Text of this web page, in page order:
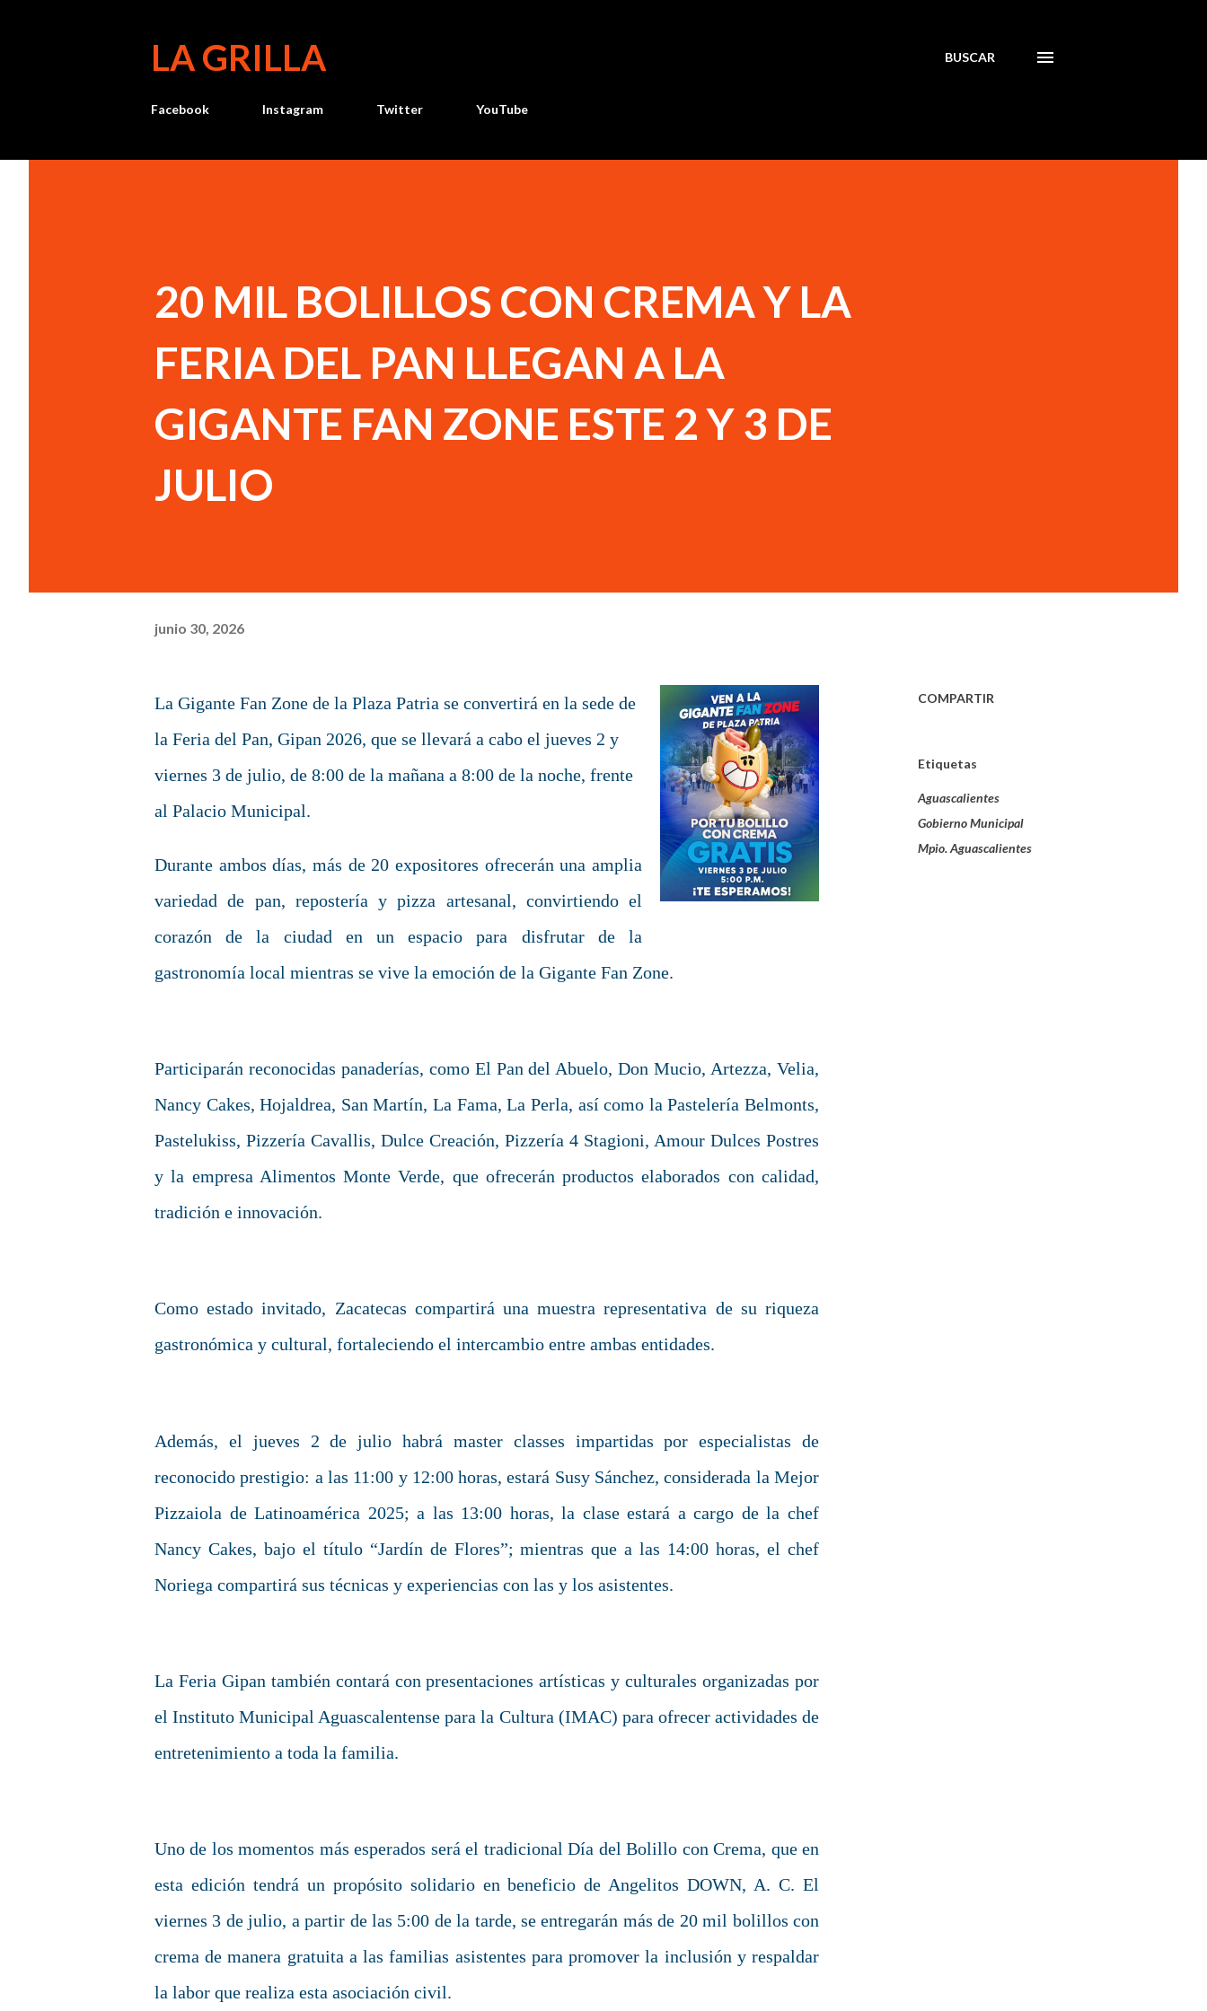
LA GRILLA BUSCAR
Facebook Instagram Twitter YouTube
20 MIL BOLILLOS CON CREMA Y LA
FERIA DEL PAN LLEGAN A LA
GIGANTE FAN ZONE ESTE 2 Y 3 DE
JULIO
junio 30, 2026
La Gigante Fan Zone de la Plaza Patria se convertirá en la sede de
la Feria del Pan, Gipan 2026, que se llevará a cabo el jueves 2 y
viernes 3 de julio, de 8:00 de la mañana a 8:00 de la noche, frente
al Palacio Municipal.
Durante ambos días, más de 20 expositores ofrecerán una amplia
variedad de pan, repostería y pizza artesanal, convirtiendo el
corazón de la ciudad en un espacio para disfrutar de la
gastronomía local mientras se vive la emoción de la Gigante Fan Zone.
Participarán reconocidas panaderías, como El Pan del Abuelo, Don Mucio, Artezza, Velia,
Nancy Cakes, Hojaldrea, San Martín, La Fama, La Perla, así como la Pastelería Belmonts,
Pastelukiss, Pizzería Cavallis, Dulce Creación, Pizzería 4 Stagioni, Amour Dulces Postres
y la empresa Alimentos Monte Verde, que ofrecerán productos elaborados con calidad,
tradición e innovación.
Como estado invitado, Zacatecas compartirá una muestra representativa de su riqueza
gastronómica y cultural, fortaleciendo el intercambio entre ambas entidades.
Además, el jueves 2 de julio habrá master classes impartidas por especialistas de
reconocido prestigio: a las 11:00 y 12:00 horas, estará Susy Sánchez, considerada la Mejor
Pizzaiola de Latinoamérica 2025; a las 13:00 horas, la clase estará a cargo de la chef
Nancy Cakes, bajo el título “Jardín de Flores”; mientras que a las 14:00 horas, el chef
Noriega compartirá sus técnicas y experiencias con las y los asistentes.
La Feria Gipan también contará con presentaciones artísticas y culturales organizadas por
el Instituto Municipal Aguascalentense para la Cultura (IMAC) para ofrecer actividades de
entretenimiento a toda la familia.
Uno de los momentos más esperados será el tradicional Día del Bolillo con Crema, que en
esta edición tendrá un propósito solidario en beneficio de Angelitos DOWN, A. C. El
viernes 3 de julio, a partir de las 5:00 de la tarde, se entregarán más de 20 mil bolillos con
crema de manera gratuita a las familias asistentes para promover la inclusión y respaldar
la labor que realiza esta asociación civil.
COMPARTIR
Etiquetas
Aguascalientes
Gobierno Municipal
Mpio. Aguascalientes